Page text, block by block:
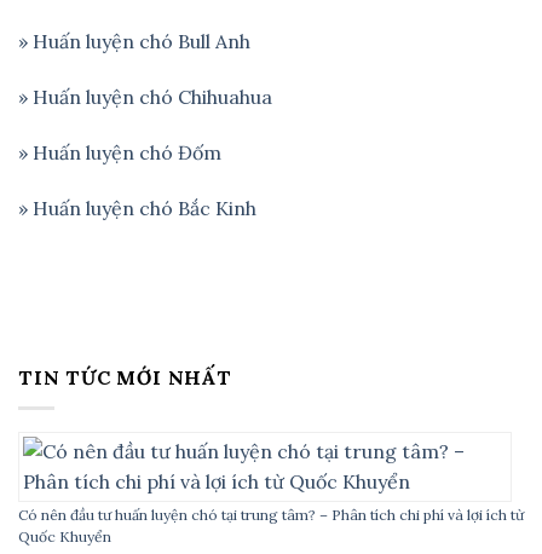
» Huấn luyện chó Bull Anh
» Huấn luyện chó Chihuahua
» Huấn luyện chó Đốm
» Huấn luyện chó Bắc Kinh
TIN TỨC MỚI NHẤT
Có nên đầu tư huấn luyện chó tại trung tâm? – Phân tích chi phí và lợi ích từ
Quốc Khuyển